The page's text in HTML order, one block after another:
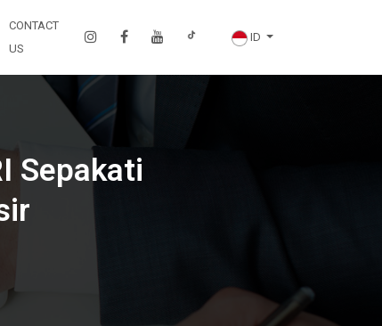
CONTACT
US
ID
Sepakati